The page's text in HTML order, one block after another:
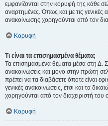
εμφανίζονται στην κορυφή της κάθε
αναρτημένες. Όπως και με τις γενικές
ανακοίνωσης χορηγούνται από τον
Κορυφή
Τι είναι τα επισημασμένα θέματα;
Τα επισημασμένα θέματα μέσα στη Δ.
ανακοινώσεις και μόνο στην πρώτη
πρέπει να τα διαβάσετε όποτε είναι
γενικές ανακοινώσεις, έτσι και τα
χορηγούνται από τον διαχειριστή
Κορυφή